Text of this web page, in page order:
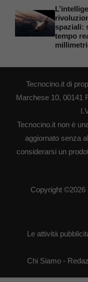
spaziali:
tempo
Tecnocino.it di
Marchese 10, 00141
Tecnocino.it non è
aggiornato senza
considerarsi un
Copyright ©2026
Le attività
Chi Siamo-